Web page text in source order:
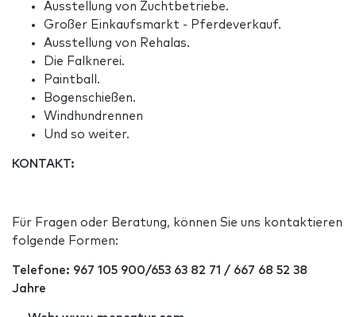
Ausstellung von Zuchtbetriebe.
Großer Einkaufsmarkt - Pferdeverkauf.
Ausstellung von Rehalas.
Die Falknerei.
Paintball.
Bogenschießen.
Windhundrennen
Und so weiter.
KONTAKT:
Für Fragen oder Beratung, können Sie uns kontaktieren
folgende Formen:
Telefone: 967 105 900/653 63 82 71 / 667 68 52 38
Jahre